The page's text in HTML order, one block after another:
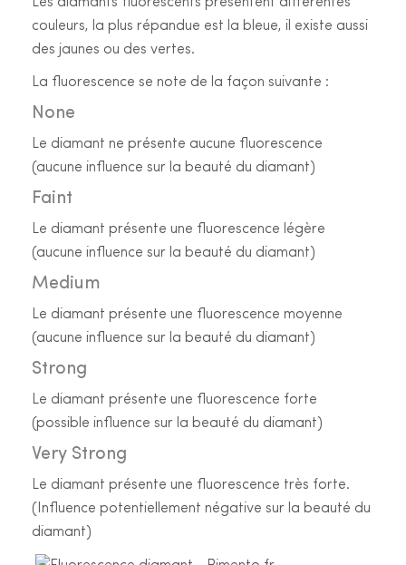
Les diamants fluorescents présentent différentes
couleurs, la plus répandue est la bleue, il existe aussi
des jaunes ou des vertes.
La fluorescence se note de la façon suivante :
None
Le diamant ne présente aucune fluorescence
(aucune influence sur la beauté du diamant)
Faint
Le diamant présente une fluorescence légère
(aucune influence sur la beauté du diamant)
Medium
Le diamant présente une fluorescence moyenne
(aucune influence sur la beauté du diamant)
Strong
Le diamant présente une fluorescence forte
(possible influence sur la beauté du diamant)
Very Strong
Le diamant présente une fluorescence très forte.
(Influence potentiellement négative sur la beauté du
diamant)